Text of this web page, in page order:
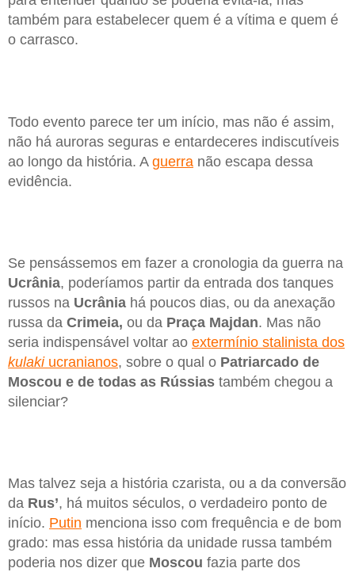
também para estabelecer quem é a vítima e quem é
o carrasco.
Todo evento parece ter um início, mas não é assim,
não há auroras seguras e entardeceres indiscutíveis
ao longo da história. A guerra não escapa dessa
evidência.
Se pensássemos em fazer a cronologia da guerra na
Ucrânia, poderíamos partir da entrada dos tanques
russos na Ucrânia há poucos dias, ou da anexação
russa da Crimeia, ou da Praça Majdan. Mas não
seria indispensável voltar ao extermínio stalinista dos
kulakiucranianos, sobre o qual o Patriarcado de
Moscou e de todas as Rússias também chegou a
silenciar?
Mas talvez seja a história czarista, ou a da conversão
da Rus’, há muitos séculos, o verdadeiro ponto de
início. Putin menciona isso com frequência e de bom
grado: mas essa história da unidade russa também
poderia nos dizer que Moscou fazia parte dos